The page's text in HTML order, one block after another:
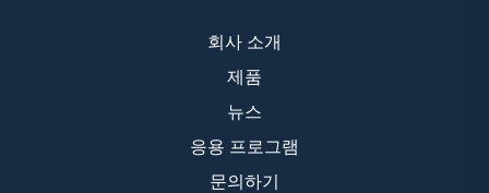
회사 소개
제품
뉴스
응용 프로그램
문의하기